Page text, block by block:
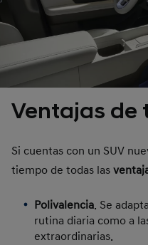
Ventajas de
Si cuentas con un SUV
tiempo de todas las
Polivalencia. Se
rutina diaria como a
extraordinarias.